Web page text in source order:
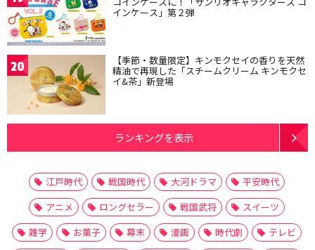
インケース」第２弾
20 【季節・数量限定】キンモクセイの香りを天然
精油で再現した「スチームクリーム キンモクセ
イ&茶」新登場
ランキングを表示
江戸時代 戦国時代 大河ドラマ
平安時代
アニメ
ロングセラー 戦国武将
スイーツ
雑学
お菓子 幕末 漫画 時代劇
テレビ